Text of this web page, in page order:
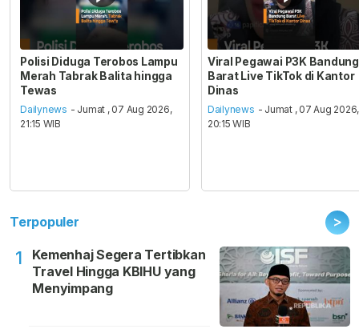
Polisi Diduga Terobos Lampu
Merah Tabrak Balita hingga
Tewas
Dailynews - Jumat , 07 Aug 2026,
21:15 WIB
Viral Pegawai P3K Bandung
Barat Live TikTok di Kantor
Dinas
Dailynews - Jumat , 07 Aug 2026,
20:15 WIB
Terpopuler >
1
Kemenhaj Segera Tertibkan
Travel Hingga KBIHU yang
Menyimpang